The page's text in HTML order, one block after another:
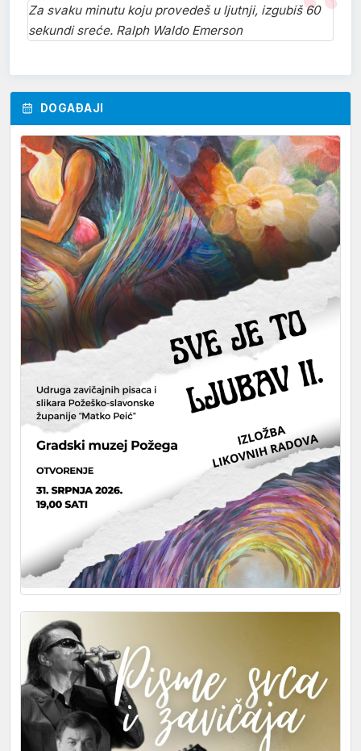
Za svaku minutu koju provedeš u ljutnji, izgubiš 60
sekundi sreće. Ralph Waldo Emerson
DOGAĐAJI